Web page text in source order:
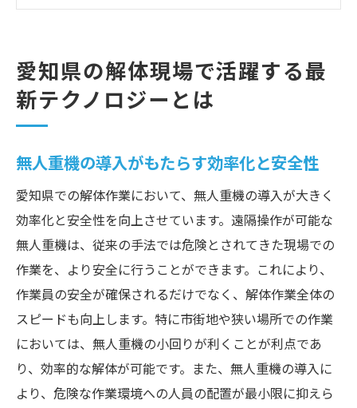
現場のデジタルトランスフォーメーション
持続可能なテクノロジーの導入事例
環境負荷を最小限にする解体方法
リサイクル率を高める新技術の活用
再利用可能な資材の選別プロセス
地域社会と協働する環境保護の取り組み
エコロジカルな視点からの解体計画
無人重機と3Dスキャニングで解体効率を劇的に
向上
無人重機が実現する精密解体の未来
愛知県の解体現場で活躍する最
新テクノロジーとは
無人重機の導入がもたらす効率化と安全性
愛知県での解体作業において、無人重機の導入が大きく
効率化と安全性を向上させています。遠隔操作が可能な
無人重機は、従来の手法では危険とされてきた現場での
作業を、より安全に行うことができます。これにより、
作業員の安全が確保されるだけでなく、解体作業全体の
スピードも向上します。特に市街地や狭い場所での作業
においては、無人重機の小回りが利くことが利点であ
り、効率的な解体が可能です。また、無人重機の導入に
より、危険な作業環境への人員の配置が最小限に抑えら